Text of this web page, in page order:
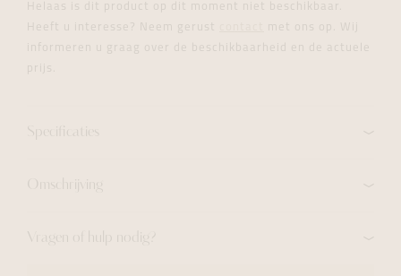
Helaas is dit product op dit moment niet beschikbaar.
Heeft u interesse? Neem gerust
met ons op. Wij
informeren u graag over de beschikbaarheid en de actuele
prijs.
Specificaties
Omschrijving
Vragen of hulp nodig?